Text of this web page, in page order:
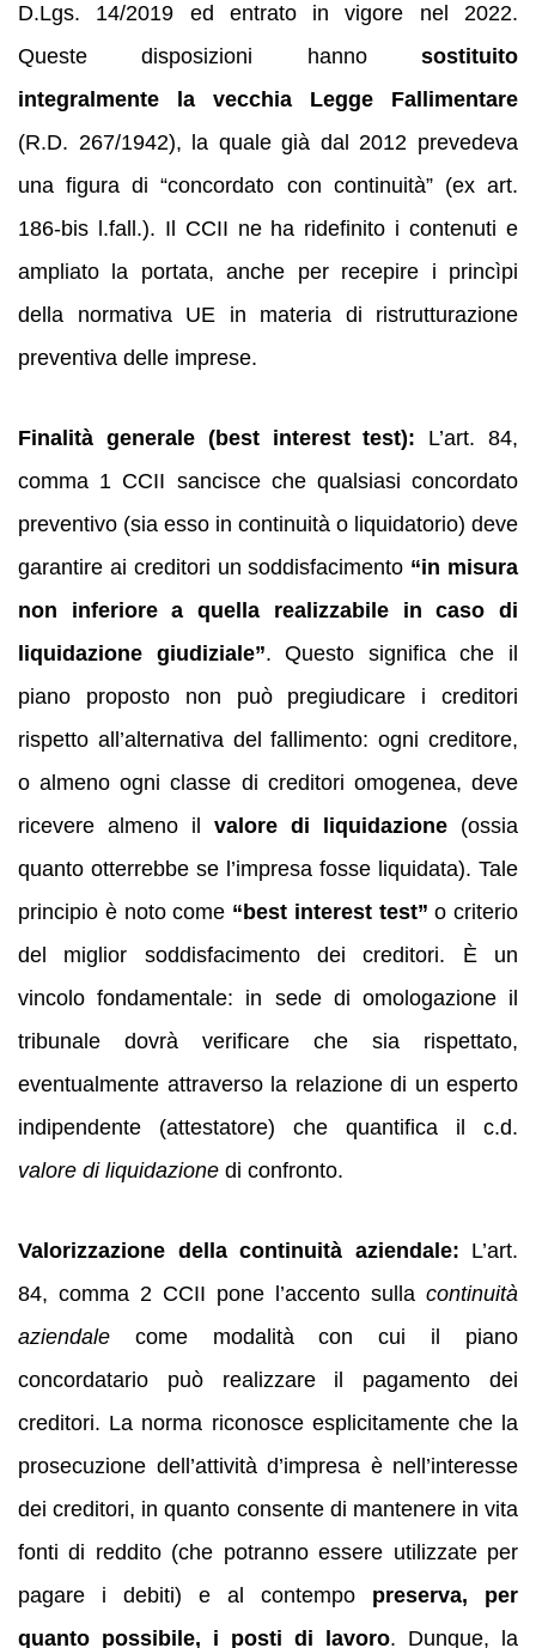
D.Lgs. 14/2019 ed entrato in vigore nel 2022.
Queste disposizioni hanno sostituito
integralmente la vecchia Legge Fallimentare
(R.D. 267/1942), la quale già dal 2012 prevedeva
una figura di “concordato con continuità” (ex art.
186-bis l.fall.). Il CCII ne ha ridefinito i contenuti e
ampliato la portata, anche per recepire i princìpi
della normativa UE in materia di ristrutturazione
preventiva delle imprese.
Finalità generale (best interest test): L’art. 84,
comma 1 CCII sancisce che qualsiasi concordato
preventivo (sia esso in continuità o liquidatorio) deve
garantire ai creditori un soddisfacimento “in misura
non inferiore a quella realizzabile in caso di
liquidazione giudiziale”. Questo significa che il
piano proposto non può pregiudicare i creditori
rispetto all’alternativa del fallimento: ogni creditore,
o almeno ogni classe di creditori omogenea, deve
ricevere almeno il valore di liquidazione (ossia
quanto otterrebbe se l’impresa fosse liquidata). Tale
principio è noto come “best interest test” o criterio
del miglior soddisfacimento dei creditori. È un
vincolo fondamentale: in sede di omologazione il
tribunale dovrà verificare che sia rispettato,
eventualmente attraverso la relazione di un esperto
indipendente (attestatore) che quantifica il c.d.
valore di liquidazione di confronto.
Valorizzazione della continuità aziendale: L’art.
84, comma 2 CCII pone l’accento sulla continuità
aziendale come modalità con cui il piano
concordatario può realizzare il pagamento dei
creditori. La norma riconosce esplicitamente che la
prosecuzione dell’attività d’impresa è nell’interesse
dei creditori, in quanto consente di mantenere in vita
fonti di reddito (che potranno essere utilizzate per
pagare i debiti) e al contempo preserva, per
quanto possibile, i posti di lavoro. Dunque, la